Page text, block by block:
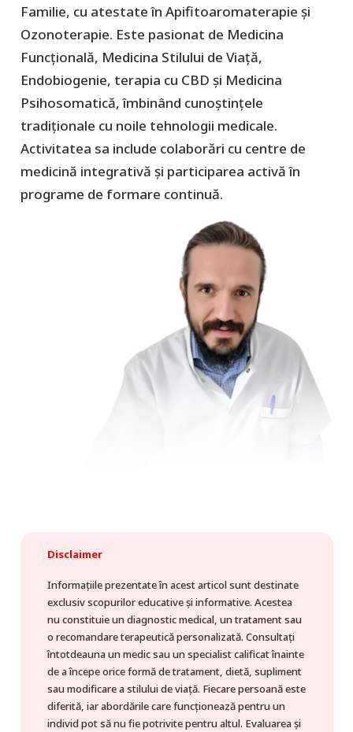
Familie, cu atestate în Apifitoaromaterapie şi
Ozonoterapie. Este pasionat de Medicina
Funcţională, Medicina Stilului de Viaţă,
Endobiogenie, terapia cu CBD şi Medicina
Psihosomatică, îmbinând cunoștințele
tradiționale cu noile tehnologii medicale.
Activitatea sa include colaborări cu centre de
medicină integrativă și participarea activă în
programe de formare continuă.
Disclaimer
Informațiile prezentate în acest articol sunt destinate
exclusiv scopurilor educative și informative. Acestea
nu constituie un diagnostic medical, un tratament sau
o recomandare terapeutică personalizată. Consultați
întotdeauna un medic sau un specialist calificat înainte
de a începe orice formă de tratament, dietă, supliment
sau modificare a stilului de viață. Fiecare persoană este
diferită, iar abordările care funcționează pentru un
individ pot să nu fie potrivite pentru altul. Evaluarea și